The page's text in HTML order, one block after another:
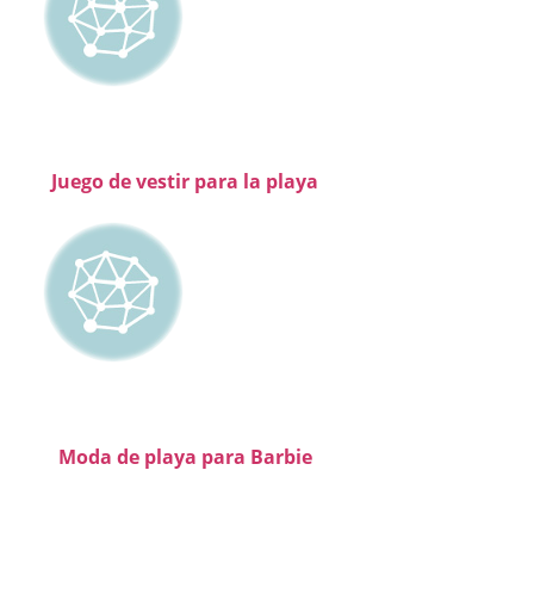
Juego de vestir para la playa
Moda de playa para Barbie